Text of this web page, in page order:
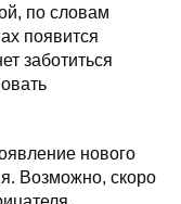
по словам
появится
заботиться
нового
Возможно, скоро